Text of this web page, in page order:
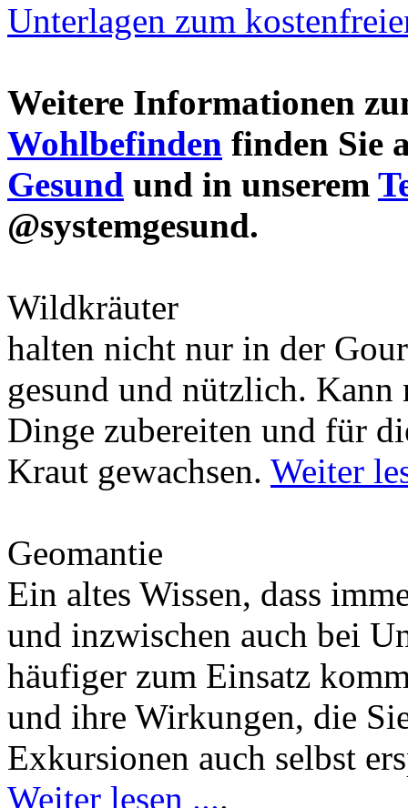
Unterlagen zum
Weitere Informationen
Wohlbefinden finden Sie
Gesund und in unserem
@systemgesund.
Wildkräuter
halten nicht nur in der
gesund und nützlich.
Dinge zubereiten und für
Kraut gewachsen. Weiter
Geomantie
Ein altes Wissen, dass
und inzwischen auch bei
häufiger zum Einsatz
und ihre Wirkungen, die
Exkursionen auch selbst
Weiter lesen ....